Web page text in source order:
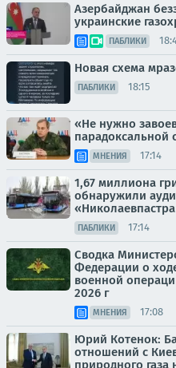
Азербайджан
украинские
ПАБЛИКИ
Новая схема
ПАБЛИКИ 18:15
«Не нужно
парадоксальной
МНЕНИЯ 17:14
1,67 миллиона
обнаружили
ПАБЛИКИ 17:14
Сводка
Федерации о
военной
2026 г
МНЕНИЯ 17:08
Юрий Котенок:
отношений с
природного газа